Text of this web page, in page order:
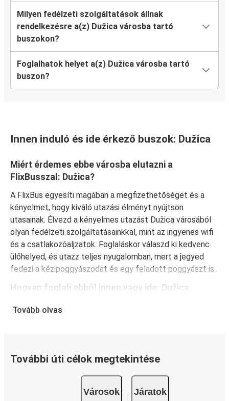
Milyen fedélzeti szolgáltatások állnak
rendelkezésre a(z) Dužica városba tartó
buszokon?
Foglalhatok helyet a(z) Dužica városba tartó
buszon?
Innen induló és ide érkező buszok: Dužica
Miért érdemes ebbe városba elutazni a
FlixBusszal: Dužica?
A FlixBus egyesíti magában a megfizethetőséget és a
kényelmet, hogy kiváló utazási élményt nyújtson
utasainak. Élvezd a kényelmes utazást Dužica városából
olyan fedélzeti szolgáltatásainkkal, mint az ingyenes wifi
és a csatlakozóaljzatok. Foglaláskor válaszd ki kedvenc
ülőhelyed, és utazz teljes nyugalomban, mert a jegyed
fedezi a kézipoggyászodat és egy feladott poggyászt is.
Hogyan foglalj ebből innen vagy ide: Dužica
A jegyfoglalás a FlixBusnál gyerekjáték: a FlixBus App
közül választhatsz, mint például hitelkártya, Paypal,
Google és Apple Pay. Arra is lehetőség van, hogy a
fedélzeten vagy egy értékesítési ponton készpénzzel
Tovább olvas
További úti célok megtekintése
Városok Járatok